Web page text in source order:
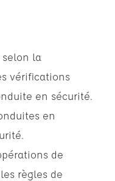
selon la
vérifications
en sécurité.
en
de
règles de